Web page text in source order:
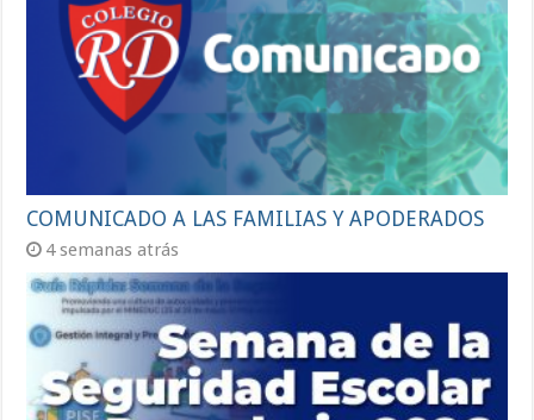
COMUNICADO A LAS FAMILIAS Y APODERADOS
4 semanas atrás